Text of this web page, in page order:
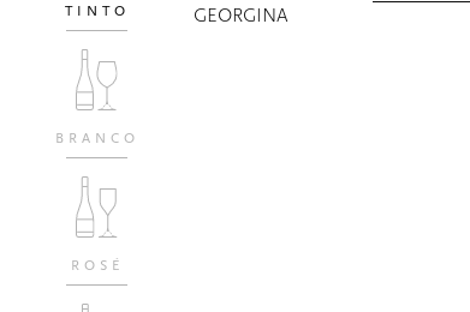
TINTO
BRANCO
ROSÉ
GEORGINA